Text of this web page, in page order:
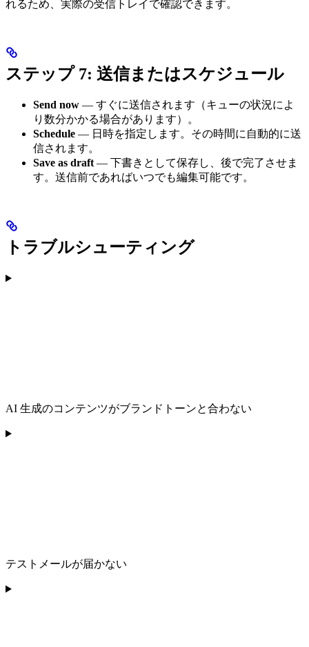
れるため、実際の受信トレイで確認できます。
ステップ 7: 送信またはスケジュール
Send now — すぐに送信されます（キューの状況によ
り数分かかる場合があります）。
Schedule — 日時を指定します。その時間に自動的に送
信されます。
Save as draft— 下書きとして保存し、後で完了させま
す。送信前であればいつでも編集可能です。
トラブルシューティング
AI 生成のコンテンツがブランドトーンと合わない
テストメールが届かない